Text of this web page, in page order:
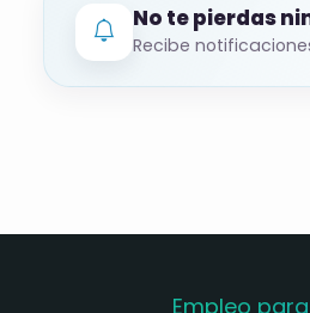
No te pierdas
Recibe
Empleo